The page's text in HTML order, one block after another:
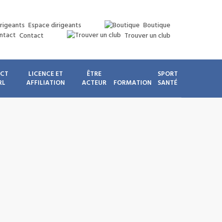
Espace dirigeants
Boutique
Contact
Trouver un club
LICENCE ET
AFFILIATION
ÊTRE
ACTEUR
FORMATION
SPORT
SANTÉ